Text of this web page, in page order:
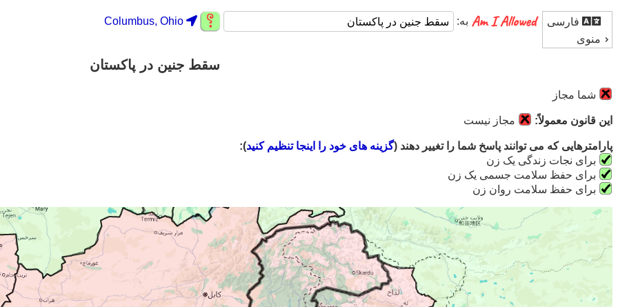
فارسی
منوی
به: Columbus, Ohio
سقط جنین در پاکستان
شما مجاز
این قانون معمولاً: مجاز نیست
پارامترهایی که می توانند پاسخ شما را تغییر دهند (گزینه های خود را اینجا تنظیم کنید):
برای نجات زندگی یک زن
برای حفظ سلامت جسمی یک زن
برای حفظ سلامت روان زن